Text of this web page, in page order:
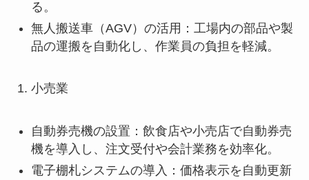
る。
無人搬送車（AGV）の活用：工場内の部品や製
品の運搬を自動化し、作業員の負担を軽減。
小売業
自動券売機の設置：飲食店や小売店で自動券売
機を導入し、注文受付や会計業務を効率化。
電子棚札システムの導入：価格表示を自動更新